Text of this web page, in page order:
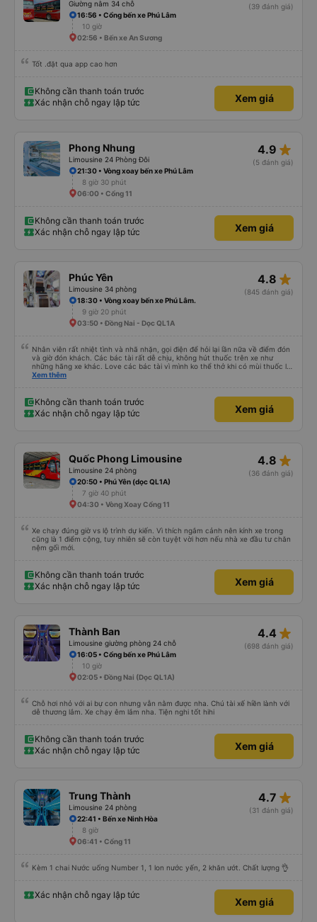
Giường nằm 34 chỗ
(39 đánh giá)
16:56 • Cổng bến xe Phú Lâm
10 giờ
02:56 • Bến xe An Sương
Tốt .đặt qua app cao hơn
Không cần thanh toán trước
Xác nhận chỗ ngay lập tức
Xem giá
Phong Nhung
Limousine 24 Phòng Đôi
4.9 star_rate
(5 đánh giá)
21:30 • Vòng xoay bến xe Phú Lâm
8 giờ 30 phút
06:00 • Cổng 11
Không cần thanh toán trước
Xác nhận chỗ ngay lập tức
Xem giá
Phúc Yên
Limousine 34 phòng
4.8 star_rate
(845 đánh giá)
18:30 • Vòng xoay bến xe Phú Lâm.
9 giờ 20 phút
03:50 • Đồng Nai - Dọc QL1A
Nhân viên rất nhiệt tình và nhã nhặn, gọi điện để hỏi lại lần nữa về điểm đón
và giờ đón khách. Các bác tài rất dễ chịu, không hút thuốc trên xe như
những hãng xe khác. Love các bác tài vì mình ko thể thở khi có mùi thuốc lá.
Xe đẹp, có đèn riêng có thể tự tắt mở khi cần. Sạch sẽ lắm, kính xe sạch và
thoải mái. Nhưng hình như bề ngang của dãy sát kính có hơi nhỏ hơn 1 xíu.
Điểm trừ lớn là có wifi nhưng không xài được. Mong nhà xe đầu tư cho wifi
hơn. Xe có tới 2 bác tài và 1 anh phục vụ, đội ngũ tổng cộng 3 người, và họ
Dịch vụ vượt sự mong đợi. Hình ảnh đúng sự thật, dịch vụ thật. Sẽ giới thiệu
bạn bè
Xem thêm
Không cần thanh toán trước
Xác nhận chỗ ngay lập tức
Xem giá
Quốc Phong Limousine
Limousine 24 phòng
4.8 star_rate
(36 đánh giá)
20:50 • Phú Yên (dọc QL1A)
7 giờ 40 phút
04:30 • Vòng Xoay Cổng 11
Xe chạy đúng giờ vs lộ trình dự kiến. Vì thích ngắm cảnh nên kính xe trong
cũng là 1 điểm cộng, tuy nhiên sẽ còn tuyệt vời hơn nếu nhà xe đầu tư chăn
nệm gối mới.
Không cần thanh toán trước
Xác nhận chỗ ngay lập tức
Xem giá
Thành Ban
Limousine giường phòng 24 chỗ
4.4 star_rate
(698 đánh giá)
16:05 • Cổng bến xe Phú Lâm
10 giờ
02:05 • Đồng Nai (Dọc QL1A)
Chỗ hơi nhỏ với ai bự con nhưng vẫn nằm được nha. Chú tài xế hiền lành với
dễ thương lắm. Xe chạy êm lắm nha. Tiện nghi tốt hihi
Không cần thanh toán trước
Xác nhận chỗ ngay lập tức
Xem giá
Trung Thành
Limousine 24 phòng
4.7 star_rate
(31 đánh giá)
22:41 • Bến xe Ninh Hòa
8 giờ
06:41 • Cổng 11
Kèm 1 chai Nước uống Number 1, 1 lon nước yến, 2 khăn ướt. Chất lượng 👌
Xác nhận chỗ ngay lập tức
Xem giá